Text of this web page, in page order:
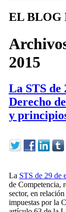
EL BLOG
2015
La STS de
Derecho
y
La STS de 29 de
de Competencia,
sector, en
impuestas por la